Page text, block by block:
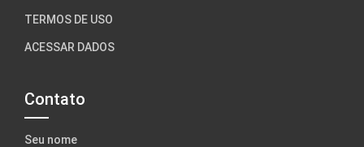
TERMOS DE USO
ACESSAR DADOS
Contato
Seu nome